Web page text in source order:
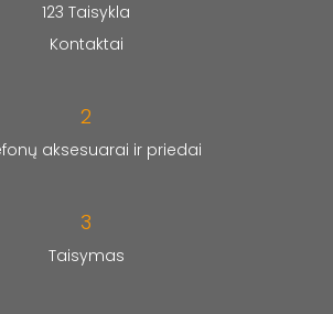
123 Taisykla
Kontaktai
2
aksesuarai ir priedai
3
Taisymas